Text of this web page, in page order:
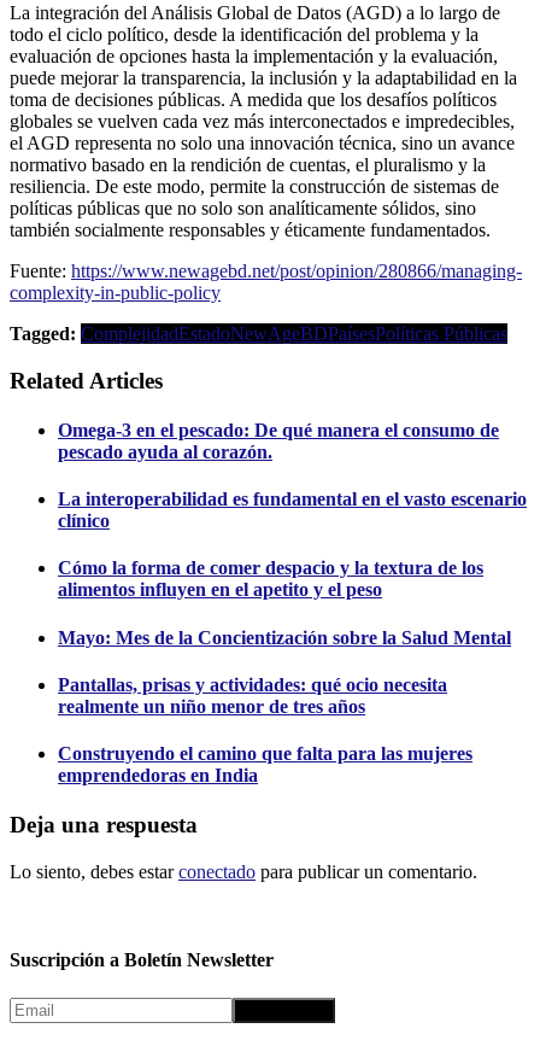
La integración del Análisis Global de Datos (AGD) a lo largo de
todo el ciclo político, desde la identificación del problema y la
evaluación de opciones hasta la implementación y la evaluación,
puede mejorar la transparencia, la inclusión y la adaptabilidad en la
toma de decisiones públicas. A medida que los desafíos políticos
globales se vuelven cada vez más interconectados e impredecibles,
el AGD representa no solo una innovación técnica, sino un avance
normativo basado en la rendición de cuentas, el pluralismo y la
resiliencia. De este modo, permite la construcción de sistemas de
políticas públicas que no solo son analíticamente sólidos, sino
también socialmente responsables y éticamente fundamentados.
Fuente: https://www.newagebd.net/post/opinion/280866/managing-
complexity-in-public-policy
Tagged: ComplejidadEstadoNewAgeBDPaísesPolíticas Públicas
Related Articles
Omega-3 en el pescado: De qué manera el consumo de
pescado ayuda al corazón.
La interoperabilidad es fundamental en el vasto escenario
clínico
Cómo la forma de comer despacio y la textura de los
alimentos influyen en el apetito y el peso
Mayo: Mes de la Concientización sobre la Salud Mental
Pantallas, prisas y actividades: qué ocio necesita
realmente un niño menor de tres años
Construyendo el camino que falta para las mujeres
emprendedoras en India
Deja una respuesta
Lo siento, debes estarconectado para publicar un comentario.
Suscripción a Boletín Newsletter